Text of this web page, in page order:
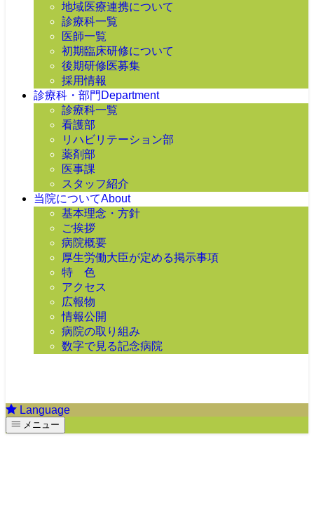
地域医療連携について
診療科一覧
医師一覧
初期臨床研修について
後期研修医募集
採用情報
診療科・部門 Department
診療科一覧
看護部
リハビリテーション部
薬剤部
医事課
スタッフ紹介
当院についてAbout
基本理念・方針
ご挨拶
病院概要
厚生労働大臣が定める掲示事項
特 色
アクセス
広報物
情報公開
病院の取り組み
数字で見る記念病院
Language
メニュー